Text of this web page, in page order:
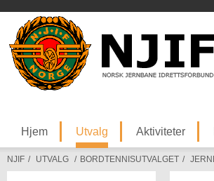
Hjem Utvalg Aktiviteter
NJIF / UTVALG / BORDTENNISUTVALGET /